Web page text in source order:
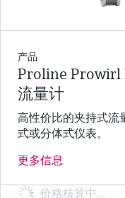
产品
Proline Prowirl
流量计
高性价比的夹持式流
式或分体式仪表。
更多信息
价格核算中…